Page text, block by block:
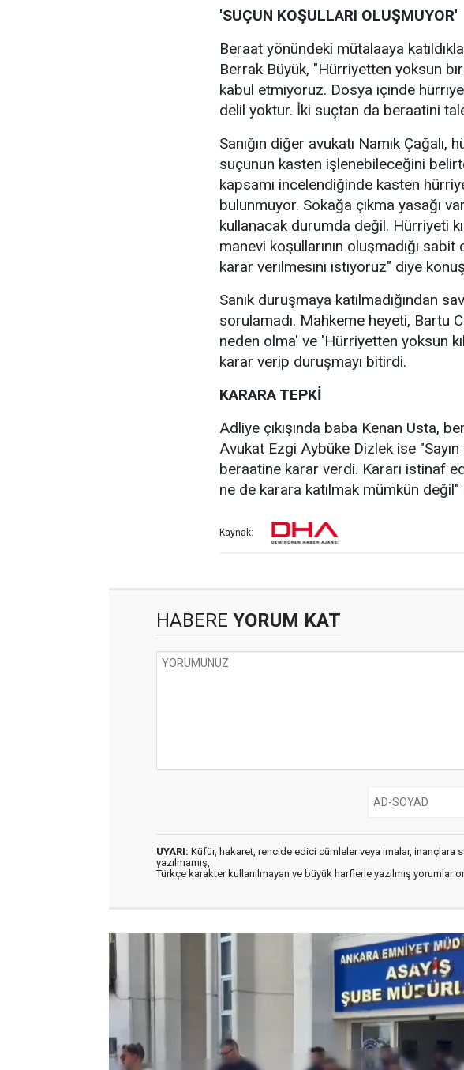
'SUÇUN KOŞULLARI OLUŞMUYOR'
Beraat yönündeki mütalaaya
Berrak Büyük, "Hürriyetten yoksun
kabul etmiyoruz. Dosya içinde
delil yoktur. İki suçtan da beraatini
Sanığın diğer avukatı Namık
suçunun kasten işlenebileceğini
kapsamı incelendiğinde kasten
bulunmuyor. Sokağa çıkma yasağı
kullanacak durumda değil. Hürriyeti
manevi koşullarının oluşmadığı
karar verilmesini istiyoruz" diye
Sanık duruşmaya katılmadığından
sorulamadı. Mahkeme heyeti, Bartu
neden olma' ve 'Hürriyetten yoksun
karar verip duruşmayı bitirdi.
KARARA TEPKİ
Adliye çıkışında baba Kenan Usta,
Avukat Ezgi Aybüke Dizlek ise
beraatine karar verdi. Kararı istinaf
ne de karara katılmak mümkün değil"
Kaynak:
HABERE YORUM KAT
UYARI: Küfür, hakaret, rencide edici cümleler veya imalar, inançlara
yazılmamış,
Türkçe karakter kullanılmayan ve büyük harflerle yazılmış yorumlar